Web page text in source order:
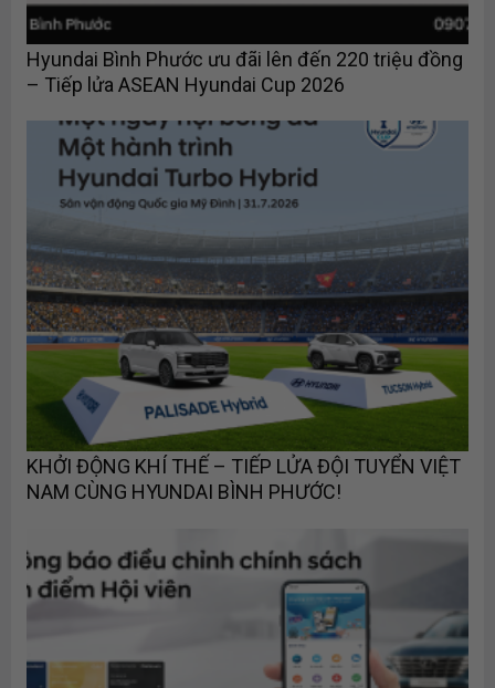
Hyundai Bình Phước ưu đãi lên đến 220 triệu đồng
– Tiếp lửa ASEAN Hyundai Cup 2026
KHỞI ĐỘNG KHÍ THẾ – TIẾP LỬA ĐỘI TUYỂN VIỆT
NAM CÙNG HYUNDAI BÌNH PHƯỚC!